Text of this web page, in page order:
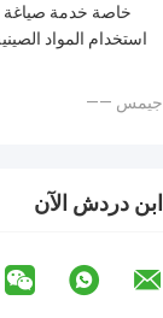
خاصة خدمة صياغة
استخدام المواد
—— جيمس
ابن دردش الآن